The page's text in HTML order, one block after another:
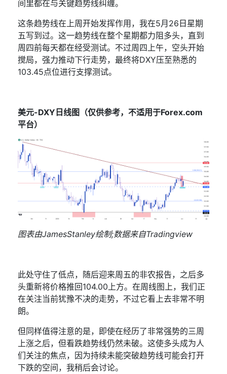
间里都在与关键趋势线纠缠。
这条趋势线在上周开始发挥作用， 我在5月 26 日星期
五写到过。这一趋势线在整个星期都力阻多头，直到
周四前每天都在经受测试。不过周四上午，空头开始
搅局，强力推动下行走势，最终将DXY压至熟悉的
103.45点位进行支撑测试。
美元-DXY 日线图（仅供参考，不适用于Forex.com
平台）
图表由JamesStanley绘制;数据来自Tradingview
此处守住了低点，随后迎来周五的非农报告，之后多
头重新将价格推回104.00上方。在周线图上，我们正
在关注当前犹豫不决的走势，不过它看上去非常不明
朗。
但同样值得注意的是，即使在经历了非常强势的三周
上涨之后，但看跌趋势线仍然未破。这使多头成为人
们关注的焦点，因为持续未能突破趋势线可能会打开
下跌的空间，我稍后会讨论。